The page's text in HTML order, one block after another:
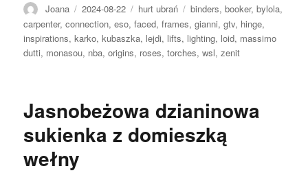
Autor
Joana Opublikowano
2024-08-22 Kategorie
hurt ubrań Tagi
binders,booker,bylola,
carpenter,connection,eso,faced,frames,gianni,gtv, hinge,
inspirations,karko,kubaszka, lejdi, lifts, lighting, loid, massimo
dutti, monasou, nba,origins, roses,torches,wsl,zenit
Jasnobeżowa dzianinowa
sukienka z domieszką
wełny